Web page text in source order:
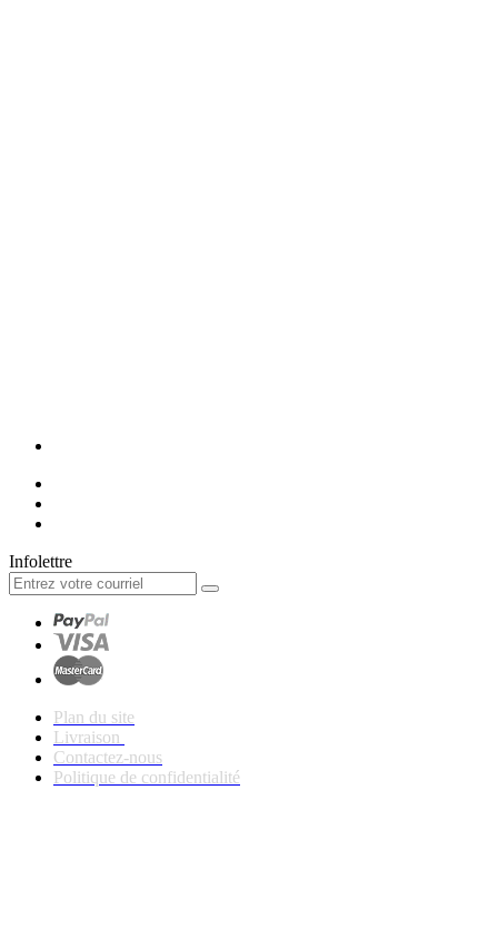
Infolettre
Plan du site
Livraison
Contactez-nous
Politique de confidentialité